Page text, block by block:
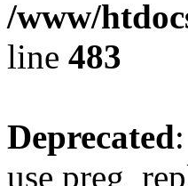
/www/
line 483
Deprecated
use